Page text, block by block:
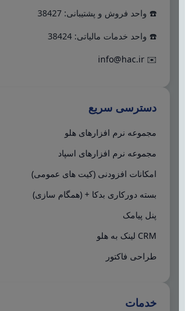
☎️ واحد فروش و پشتیبانی: 38427
☎️ واحد خدمات مالیاتی: 38424
✉️
info@hac.ir
دسترسی سریع
مجموعه نرم افزارهای هلو
مجموعه نرم افزارهای اسپاد
امکانات افزودنی (کیت های عمومی)
بسته دورکاری بدکا + (همگام سازی)
پنل پیامک
CRM لینک به هلو
طراحی فاکتور
خدمات